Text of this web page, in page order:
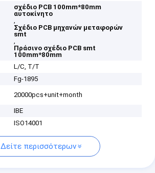
σχέδιο PCB 100mm*80mm
αυτοκίνητο
,
Σχέδιο PCB μηχανών μεταφορών
smt
,
Πράσινο σχέδιο PCB smt
100mm*80mm
L/C, T/T
Fg-1895
20000pcs+unit+month
IBE
ISO14001
Δείτε περισσότερων